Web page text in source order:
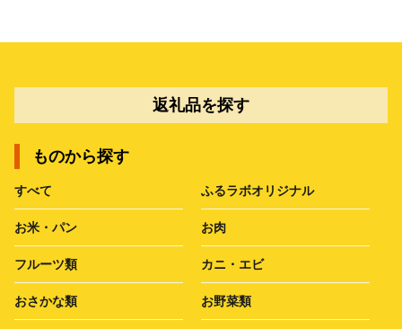
返礼品を探す
ものから探す
すべて ふるラボオリジナル
お米・パン お肉
フルーツ類 カニ・エビ
おさかな類 お野菜類